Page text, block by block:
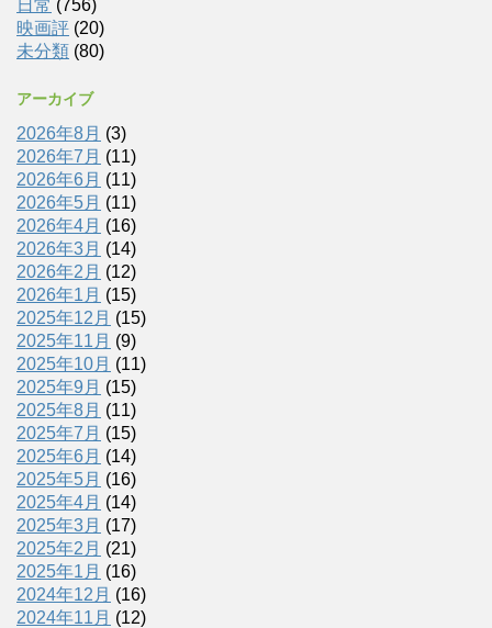
日常 (756)
映画評 (20)
未分類 (80)
アーカイブ
2026年8月 (3)
2026年7月 (11)
2026年6月 (11)
2026年5月 (11)
2026年4月 (16)
2026年3月 (14)
2026年2月 (12)
2026年1月 (15)
2025年12月 (15)
2025年11月 (9)
2025年10月 (11)
2025年9月 (15)
2025年8月 (11)
2025年7月 (15)
2025年6月 (14)
2025年5月 (16)
2025年4月 (14)
2025年3月 (17)
2025年2月 (21)
2025年1月 (16)
2024年12月 (16)
2024年11月 (12)